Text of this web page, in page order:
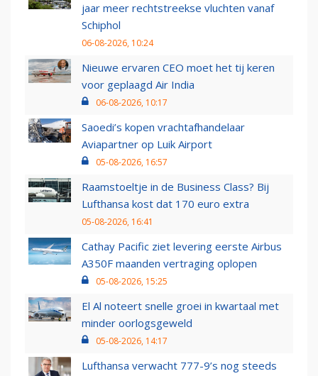
jaar meer rechtstreekse vluchten vanaf
Schiphol
06-08-2026, 10:24
Nieuwe ervaren CEO moet het tij keren
voor geplaagd Air India
06-08-2026, 10:17
Saoedi’s kopen vrachtafhandelaar
Aviapartner op Luik Airport
05-08-2026, 16:57
Raamstoeltje in de Business Class? Bij
Lufthansa kost dat 170 euro extra
05-08-2026, 16:41
Cathay Pacific ziet levering eerste Airbus
A350F maanden vertraging oplopen
05-08-2026, 15:25
El Al noteert snelle groei in kwartaal met
minder oorlogsgeweld
05-08-2026, 14:17
Lufthansa verwacht 777-9’s nog steeds